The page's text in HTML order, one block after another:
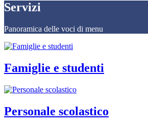
Servizi
Panoramica delle voci di menu
Famiglie e studenti
Personale scolastico